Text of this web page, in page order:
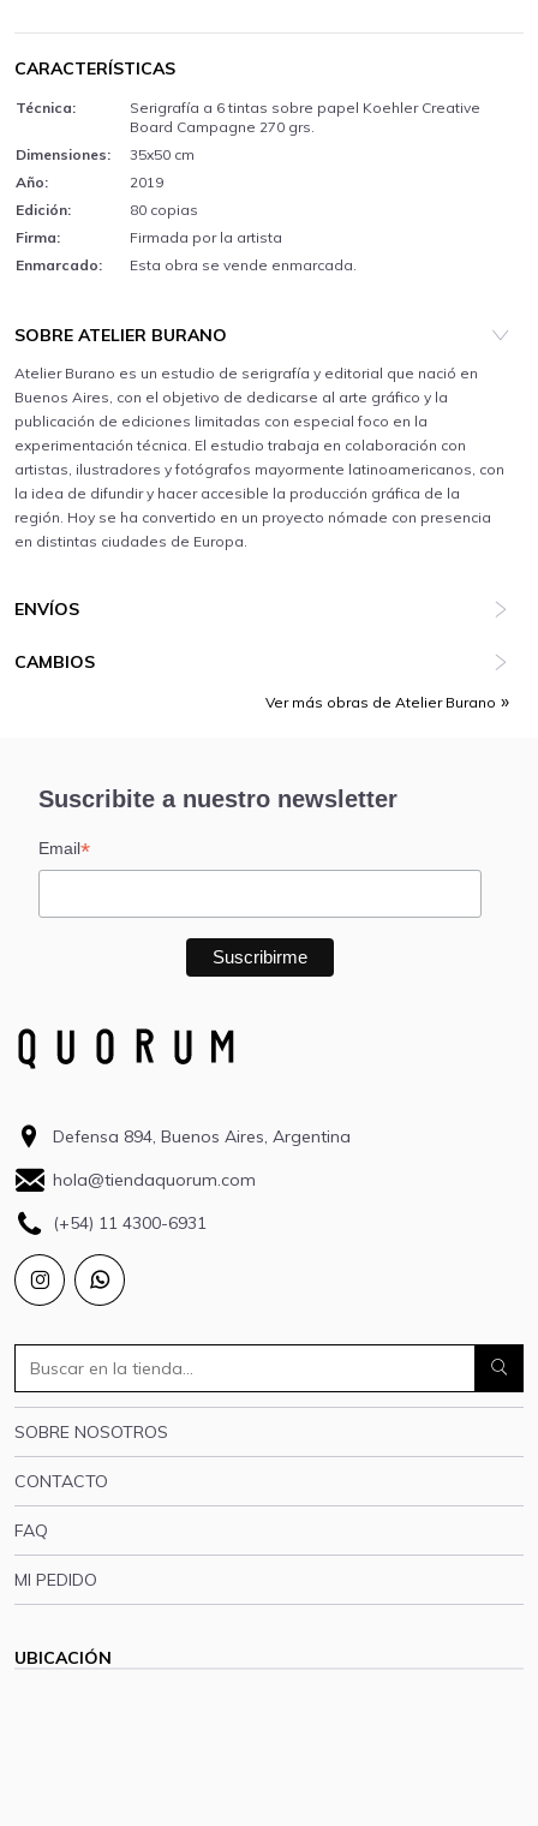
CARACTERÍSTICAS
Técnica:
Serigrafía a 6 tintas sobre papel Koehler Creative
Board Campagne 270 grs.
Dimensiones:
35x50 cm
Año:
2019
Edición:
80 copias
Firma:
Firmada por la artista
Enmarcado:
Esta obra se vende enmarcada.
SOBRE ATELIER BURANO
Atelier Burano es un estudio de serigrafía y editorial que nació en
Buenos Aires, con el objetivo de dedicarse al arte gráfico y la
publicación de ediciones limitadas con especial foco en la
experimentación técnica. El estudio trabaja en colaboración con
artistas, ilustradores y fotógrafos mayormente latinoamericanos, con
la idea de difundir y hacer accesible la producción gráfica de la
región. Hoy se ha convertido en un proyecto nómade con presencia
en distintas ciudades de Europa.
ENVÍOS
CAMBIOS
Ver más obras de Atelier Burano
Suscribite a nuestro newsletter
Email*
Defensa 894, Buenos Aires, Argentina
hola@tiendaquorum.com
(+54) 11 4300-6931
SOBRE NOSOTROS
CONTACTO
FAQ
MI PEDIDO
UBICACIÓN